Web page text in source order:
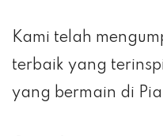
Kami telah
terbaik yang
yang bermain di